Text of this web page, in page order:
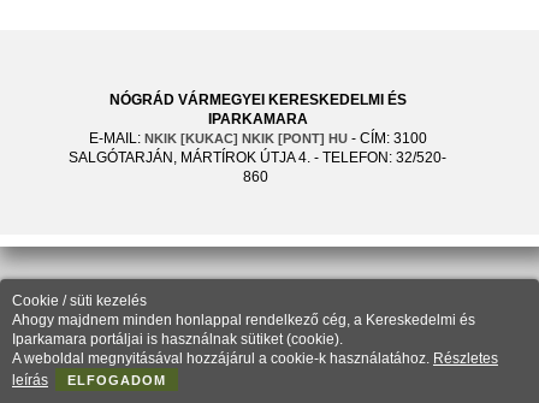
NÓGRÁD VÁRMEGYEI KERESKEDELMI ÉS
IPARKAMARA
E-MAIL: NKIK [KUKAC] NKIK [PONT] HU- CÍM: 3100
SALGÓTARJÁN, MÁRTÍROK ÚTJA 4. - TELEFON: 32/520-
860
Cookie / süti kezelés
Ahogy majdnem minden honlappal rendelkező cég, a Kereskedelmi és
Iparkamara portáljai is használnak sütiket (cookie).
A weboldal megnyitásával hozzájárul a cookie-k használatához. Részletes
leírás
ELFOGADOM